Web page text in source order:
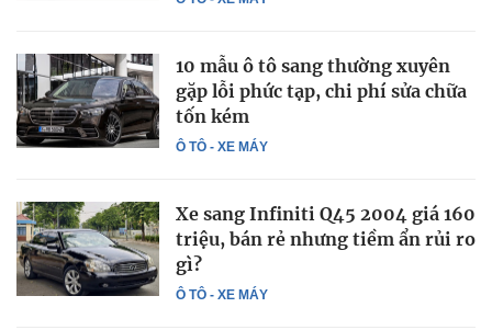
Ô TÔ - XE MÁY
10 mẫu ô tô sang thường xuyên
gặp lỗi phức tạp, chi phí sửa chữa
tốn kém
Ô TÔ - XE MÁY
Xe sang Infiniti Q45 2004 giá 160
triệu, bán rẻ nhưng tiềm ẩn rủi ro
gì?